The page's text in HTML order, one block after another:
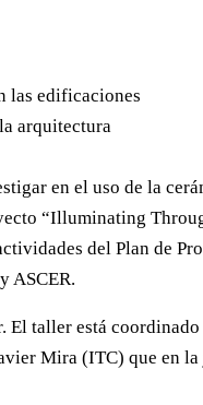
las edificaciones
arquitectura
en el uso de la
“Illuminating
del Plan de
ASCER.
El taller está
Mira (ITC) que en